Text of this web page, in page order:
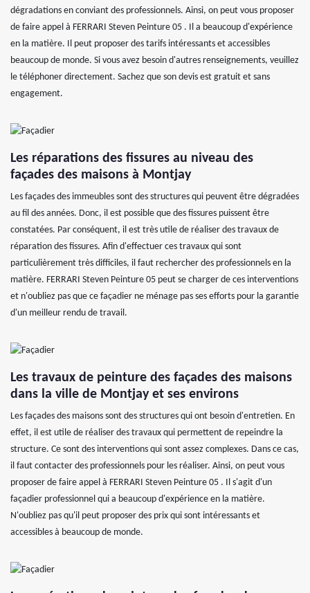
dégradations en conviant des professionnels. Ainsi, on peut vous proposer
de faire appel à FERRARI Steven Peinture 05 . Il a beaucoup d'expérience
en la matière. Il peut proposer des tarifs intéressants et accessibles
beaucoup de monde. Si vous avez besoin d'autres renseignements, veuillez
le téléphoner directement. Sachez que son devis est gratuit et sans
engagement.
Les réparations des fissures au niveau des
façades des maisons à Montjay
Les façades des immeubles sont des structures qui peuvent être dégradées
au fil des années. Donc, il est possible que des fissures puissent être
constatées. Par conséquent, il est très utile de réaliser des travaux de
réparation des fissures. Afin d'effectuer ces travaux qui sont
particulièrement très difficiles, il faut rechercher des professionnels en la
matière. FERRARI Steven Peinture 05 peut se charger de ces interventions
et n'oubliez pas que ce façadier ne ménage pas ses efforts pour la garantie
d'un meilleur rendu de travail.
Les travaux de peinture des façades des maisons
dans la ville de Montjay et ses environs
Les façades des maisons sont des structures qui ont besoin d'entretien. En
effet, il est utile de réaliser des travaux qui permettent de repeindre la
structure. Ce sont des interventions qui sont assez complexes. Dans ce cas,
il faut contacter des professionnels pour les réaliser. Ainsi, on peut vous
proposer de faire appel à FERRARI Steven Peinture 05 . Il s'agit d'un
façadier professionnel qui a beaucoup d'expérience en la matière.
N'oubliez pas qu'il peut proposer des prix qui sont intéressants et
accessibles à beaucoup de monde.